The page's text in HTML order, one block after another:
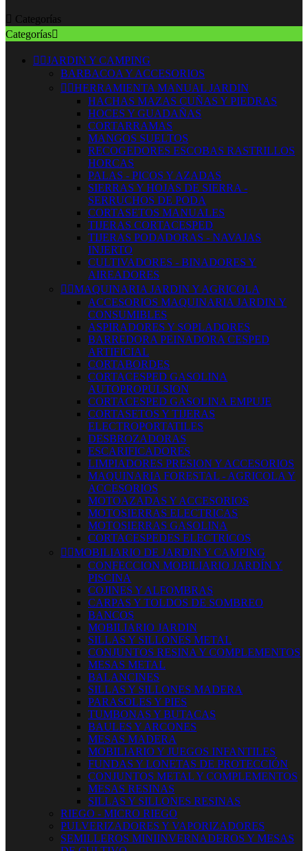
 Categorías
Categorías
 JARDIN Y CAMPING
BARBACOA Y ACCESORIOS
 HERRAMIENTA MANUAL JARDIN
HACHAS MAZAS CUÑAS Y PIEDRAS
HOCES Y GUADAÑAS
CORTARRAMAS
MANGOS SUELTOS
RECOGEDORES ESCOBAS RASTRILLOS
HORCAS
PALAS - PICOS Y AZADAS
SIERRAS Y HOJAS DE SIERRA -
SERRUCHOS DE PODA
CORTASETOS MANUALES
TIJERAS CORTACESPED
TIJERAS PODADORAS - NAVAJAS
INJERTO
CULTIVADORES - BINADORES Y
AIREADORES
 MAQUINARIA JARDIN Y AGRICOLA
ACCESORIOS MAQUINARIA JARDIN Y
CONSUMIBLES
ASPIRADORES Y SOPLADORES
BARREDORA PEINADORA CESPED
ARTIFICIAL
CORTABORDES
CORTACESPED GASOLINA
AUTOPROPULSION
CORTACESPED GASOLINA EMPUJE
CORTASETOS Y TIJERAS
ELECTROPORTATILES
DESBROZADORAS
ESCARIFICADORES
LIMPIADORES PRESION Y ACCESORIOS
MAQUINARIA FORESTAL - AGRICOLA Y
ACCESORIOS
MOTOAZADAS Y ACCESORIOS
MOTOSIERRAS ELECTRICAS
MOTOSIERRAS GASOLINA
CORTACESPEDES ELECTRICOS
 MOBILIARIO DE JARDIN Y CAMPING
CONFECCION MOBILIARIO JARDÍN Y
PISCINA
COJINES Y ALFOMBRAS
CARPAS Y TOLDOS DE SOMBREO
BANCOS
MOBILIARIO JARDIN
SILLAS Y SILLONES METAL
CONJUNTOS RESINA Y COMPLEMENTOS
MESAS METAL
BALANCINES
SILLAS Y SILLONES MADERA
PARASOLES Y PIES
TUMBONAS Y BUTACAS
BAULES Y ARCONES
MESAS MADERA
MOBILIARIO Y JUEGOS INFANTILES
FUNDAS Y LONETAS DE PROTECCIÓN
CONJUNTOS METAL Y COMPLEMENTOS
MESAS RESINAS
SILLAS Y SILLONES RESINAS
RIEGO - MICRO RIEGO
PULVERIZADORES Y VAPORIZADORES
SEMILLEROS MINIINVERNADEROS Y MESAS